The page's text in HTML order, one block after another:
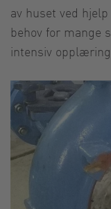
av huset ved
behov for mange
intensiv opplæring.